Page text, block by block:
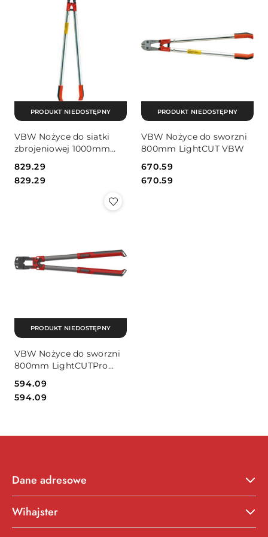
VBW Nożyce do siatki
zbrojeniowej 1000mm
Cena:
829.29
Cena:
829.29
PRODUKT NIEDOSTĘPNY
VBW Nożyce do sworzni
800mm LightCUT VBW
Cena:
670.59
Cena:
670.59
PRODUKT NIEDOSTĘPNY
VBW Nożyce do sworzni
800mm LightCUTPro
Cena:
594.09
Cena:
594.09
PRODUKT NIEDOSTĘPNY
Dane adresowe
Wihajster